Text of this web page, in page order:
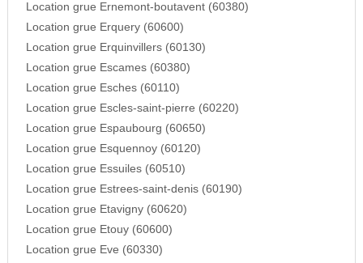
Location grue Ernemont-boutavent (60380)
Location grue Erquery (60600)
Location grue Erquinvillers (60130)
Location grue Escames (60380)
Location grue Esches (60110)
Location grue Escles-saint-pierre (60220)
Location grue Espaubourg (60650)
Location grue Esquennoy (60120)
Location grue Essuiles (60510)
Location grue Estrees-saint-denis (60190)
Location grue Etavigny (60620)
Location grue Etouy (60600)
Location grue Eve (60330)